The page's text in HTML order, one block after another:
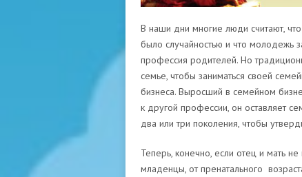
В наши дни многие люди считают,
было случайностью и что молодежь
профессия родителей. Но
семье, чтобы заниматься своей
бизнеса. Выросший в семейном
к другой профессии, он оставляет
два или три поколения, чтобы
Теперь, конечно, если отец и мать
младенцы, от пренатального